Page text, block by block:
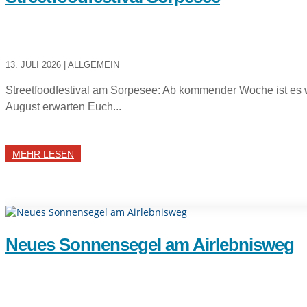
13. JULI 2026 ALLGEMEIN
Streetfoodfestival am Sorpesee: Ab kommender Woche ist
August erwarten Euch...
MEHR LESEN
Neues Sonnensegel am Airlebnisweg